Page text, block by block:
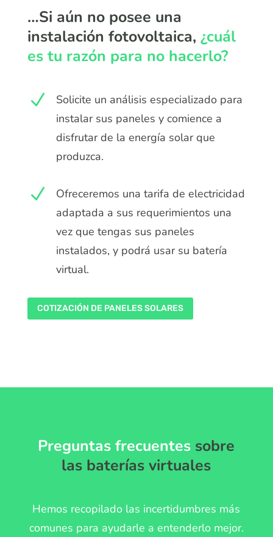
…Si aún no posee una
instalación fotovoltaica, ¿cuál
es tu razón para no hacerlo?
N
Solicite un análisis especializado para
instalar sus paneles y comience a
disfrutar de la energía solar que
produzca.
N
Ofreceremos una tarifa de electricidad
adaptada a sus requerimientos una
vez que tengas sus paneles
instalados, y podrá usar su batería
virtual.
COTIZACIÓN DE PANELES SOLARES
Preguntas frecuentes sobre
las baterías virtuales
Hemos recopilado las incertidumbres más
comunes para ayudarle a entenderlo mejor.